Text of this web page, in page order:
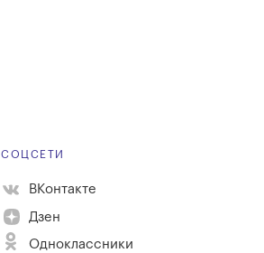
СОЦСЕТИ
ВКонтакте
Дзен
Одноклассники